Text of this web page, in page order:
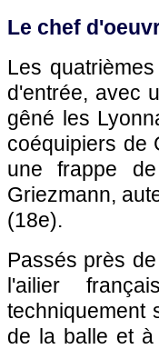
Le chef
Les
d'entrée, avec
gêné les
coéquipiers de
une frappe
Griezmann,
(18e).
Passés près
l'ailier
techniquement
de la balle et